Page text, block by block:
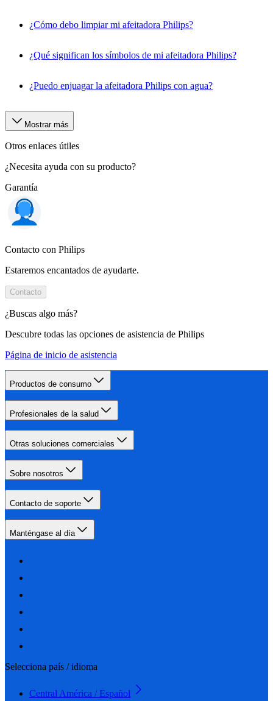
¿Cómo debo limpiar mi afeitadora Philips?
¿Qué significan los símbolos de mi afeitadora Philips?
¿Puedo enjuagar la afeitadora Philips con agua?
Mostrar más
Otros enlaces útiles
¿Necesita ayuda con su producto?
Garantía
Contacto con Philips
Estaremos encantados de ayudarte.
Contacto
¿Buscas algo más?
Descubre todas las opciones de asistencia de Philips
Página de inicio de asistencia
Productos de consumo
Profesionales de la salud
Otras soluciones comerciales
Sobre nosotros
Contacto de soporte
Manténgase al día
Selecciona país / idioma
Central América / Español